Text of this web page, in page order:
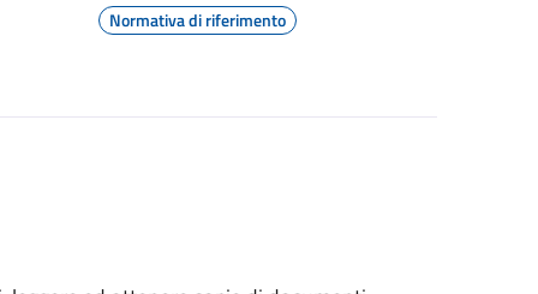
Normativa di riferimento